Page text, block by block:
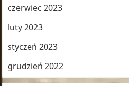
czerwiec 2023
luty 2023
styczeń 2023
grudzień 2022